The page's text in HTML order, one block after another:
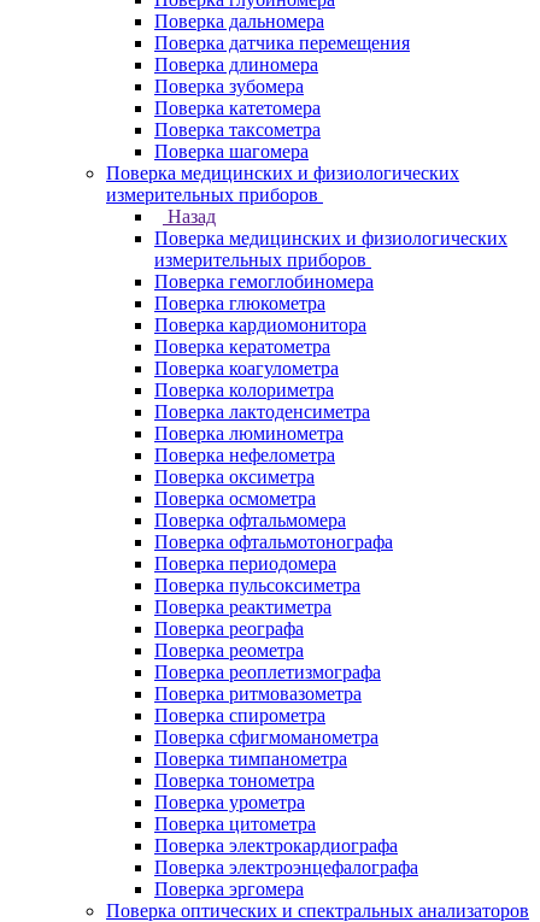
Поверка дальномера
Поверка датчика перемещения
Поверка длиномера
Поверка зубомера
Поверка катетомера
Поверка таксометра
Поверка шагомера
Поверка медицинских и физиологических
измерительных приборов
Назад
Поверка медицинских и физиологических
измерительных приборов
Поверка гемоглобиномера
Поверка глюкометра
Поверка кардиомонитора
Поверка кератометра
Поверка коагулометра
Поверка колориметра
Поверка лактоденсиметра
Поверка люминометра
Поверка нефелометра
Поверка оксиметра
Поверка осмометра
Поверка офтальмомера
Поверка офтальмотонографа
Поверка периодомера
Поверка пульсоксиметра
Поверка реактиметра
Поверка реографа
Поверка реометра
Поверка реоплетизмографа
Поверка ритмовазометра
Поверка спирометра
Поверка сфигмоманометра
Поверка тимпанометра
Поверка тонометра
Поверка урометра
Поверка цитометра
Поверка электрокардиографа
Поверка электроэнцефалографа
Поверка эргомера
Поверка оптических и спектральных анализаторов